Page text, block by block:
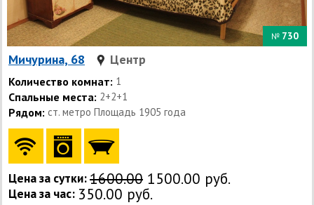
№ 730
Мичурина, 68 Центр
Количество комнат: 1
Спальные места: 2+2+1
Рядом: ст. метро Площадь 1905 года
Цена за сутки:1600.00 1500.00 руб.
Цена за час: 350.00 руб.